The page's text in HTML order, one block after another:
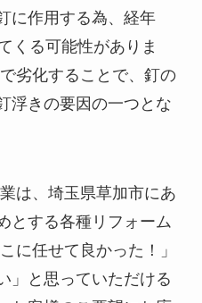
に作用する為、経年
くる可能性がありま
劣化することで、釘の
浮きの要因の一つとな
は、埼玉県草加市にあ
とする各種リフォーム
に任せて良かった！」
」と思っていただける